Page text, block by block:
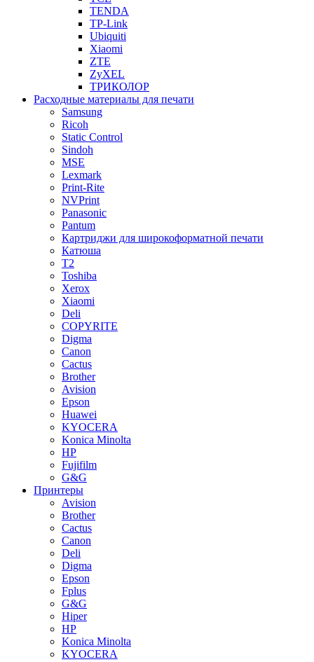
TENDA
TP-Link
Ubiquiti
Xiaomi
ZTE
ZyXEL
ТРИКОЛОР
Расходные материалы для печати
Samsung
Ricoh
Static Control
Sindoh
MSE
Lexmark
Print-Rite
NVPrint
Panasonic
Pantum
Картриджи для широкоформатной печати
Катюша
T2
Toshiba
Xerox
Xiaomi
Deli
COPYRITE
Digma
Canon
Cactus
Brother
Avision
Epson
Huawei
KYOCERA
Konica Minolta
HP
Fujifilm
G&G
Принтеры
Avision
Brother
Cactus
Canon
Deli
Digma
Epson
Fplus
G&G
Hiper
HP
Konica Minolta
KYOCERA